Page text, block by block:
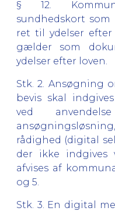
§ 12.
sundhedskort
ret til ydelser efter
gælder som
ydelser efter loven.
Stk. 2. Ansøgning
bevis skal
ved
rådighed (digital
der ikke indgives
afvises af
og 5.
Stk. 3. En digital